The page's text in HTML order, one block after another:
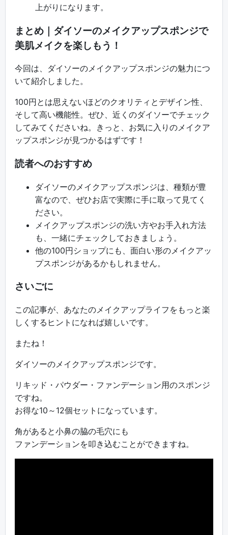
上がりになります。
まとめ｜ダイソーのメイクアップスポンジで
美肌メイクを楽しもう！
今回は、ダイソーのメイクアップスポンジの魅力につ
いて紹介しました。
100円とは思えないほどのクオリティとデザイン性、
そして高い機能性。ぜひ、近くのダイソーでチェック
してみてくださいね。きっと、お気に入りのメイクア
ップスポンジが見つかるはずです！
読者へのおすすめ
ダイソーのメイクアップスポンジは、種類が豊
富なので、ぜひお店で実際に手に取って見てく
ださい。
メイクアップスポンジの洗い方やお手入れ方法
も、一緒にチェックしておきましょう。
他の100円ショップにも、面白い形のメイクアッ
プスポンジがあるかもしれません。
さいごに
この記事が、あなたのメイクアップライフをもっと楽
しくするヒントになれば嬉しいです。
またね！
ダイソーのメイクアップスポンジです。
リキッド・パウダー・ファンデーション用のスポンジ
ですね。
お得な10～12個セットになっています。
角があると小鼻の脇の毛穴にも
ファンデーションを叩き込むことができますね。